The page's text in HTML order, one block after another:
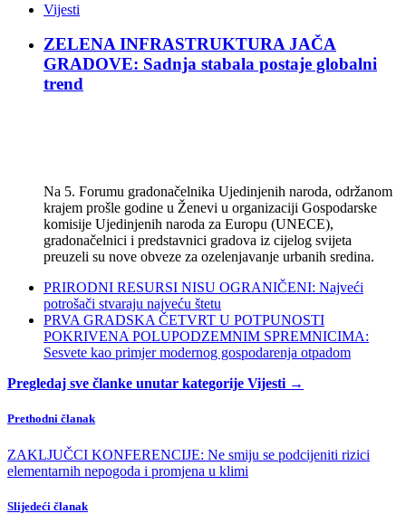
Vijesti
ZELENA INFRASTRUKTURA JAČA
GRADOVE: Sadnja stabala postaje globalni
trend
Na 5. Forumu gradonačelnika Ujedinjenih naroda, održanom
krajem prošle godine u Ženevi u organizaciji Gospodarske
komisije Ujedinjenih naroda za Europu (UNECE),
gradonačelnici i predstavnici gradova iz cijelog svijeta
preuzeli su nove obveze za ozelenjavanje urbanih sredina.
PRIRODNI RESURSI NISU OGRANIČENI: Najveći
potrošači stvaraju najveću štetu
PRVA GRADSKA ČETVRT U POTPUNOSTI
POKRIVENA POLUPODZEMNIM SPREMNICIMA:
Sesvete kao primjer modernog gospodarenja otpadom
Pregledaj sve članke unutar kategorije Vijesti →
Prethodni članak
ZAKLJUČCI KONFERENCIJE: Ne smiju se podcijeniti rizici
elementarnih nepogoda i promjena u klimi
Slijedeći članak